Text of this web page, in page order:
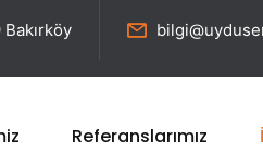
Referanslarımız